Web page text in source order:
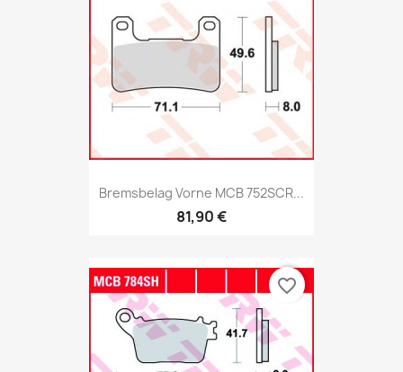
Bremsbelag Vorne MCB 752SCR...
81,90 €
favorite_border